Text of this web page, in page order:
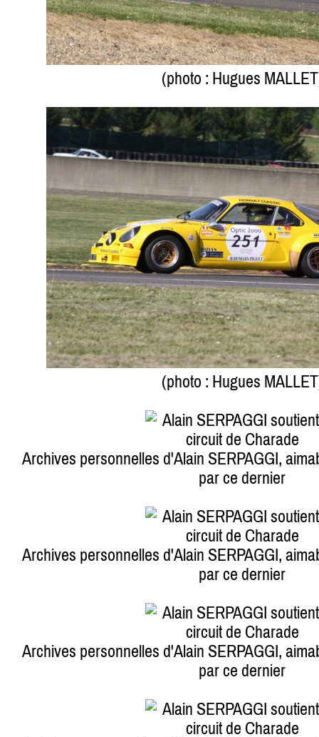
(photo : Hugues
(photo : Hugues
Archives personnelles d'Alain SERPAGGI,
par ce dernier
Archives personnelles d'Alain SERPAGGI,
par ce dernier
Archives personnelles d'Alain SERPAGGI,
par ce dernier